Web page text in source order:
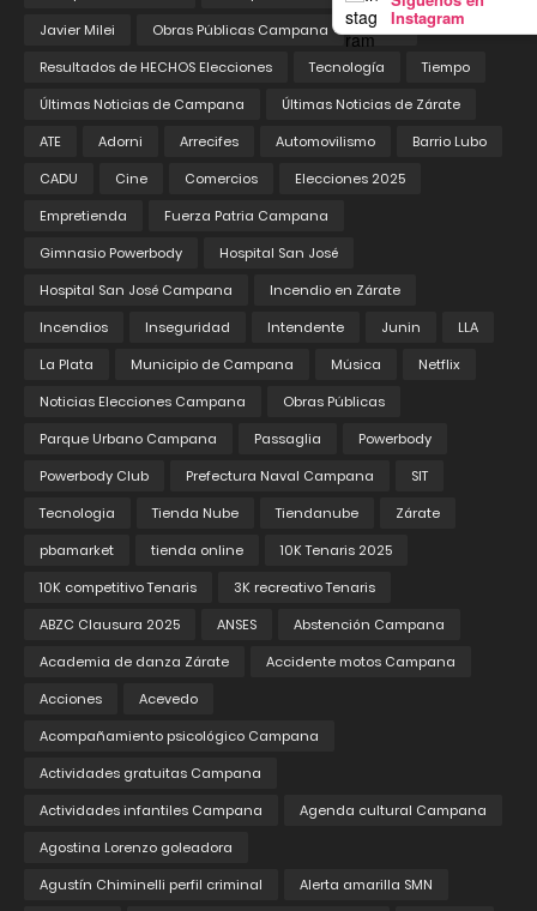
Instagram
Javier Milei
Obras Públicas Campana
Pedix
Resultados de HECHOS Elecciones
Tecnología
Tiempo
Últimas Noticias de Campana
Últimas Noticias de Zárate
ATE
Adorni Arrecifes Automovilismo
Barrio Lubo
CADU
Cine Comercios
Elecciones 2025
Empretienda
Fuerza Patria Campana
Gimnasio Powerbody
Hospital San José
Hospital San José Campana
Incendio en Zárate
Incendios
Inseguridad Intendente Junin
LLA
La Plata
Municipio de Campana Música
Netflix
Noticias Elecciones Campana
Obras Públicas
Parque Urbano Campana
Passaglia
Powerbody
Powerbody Club
Prefectura Naval Campana
SIT
Tecnologia
Tienda Nube Tiendanube
Zárate
pbamarket
tienda online
10K Tenaris 2025
10K competitivo Tenaris
3K recreativo Tenaris
ABZC Clausura 2025
ANSES
Abstención Campana
Academia de danza Zárate
Accidente motos Campana
Acciones
Acevedo
Acompañamiento psicológico Campana
Actividades gratuitas Campana
Actividades infantiles Campana
Agenda cultural Campana
Agostina Lorenzo goleadora
Agustín Chiminelli perfil criminal
Alerta amarilla SMN